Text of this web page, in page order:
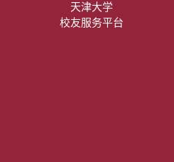
天津大学
校友服务平台